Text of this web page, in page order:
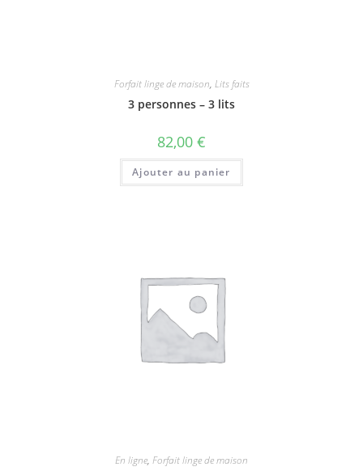
Forfait linge de maison, Lits faits
3 personnes – 3 lits
82,00 €
Ajouter au panier
En ligne, Forfait linge de maison